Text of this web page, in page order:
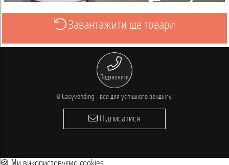
Переглянути
Завантажити ще товари
Подзвонити
© Easyvending - все для успішного вендінгу.
Підписатися